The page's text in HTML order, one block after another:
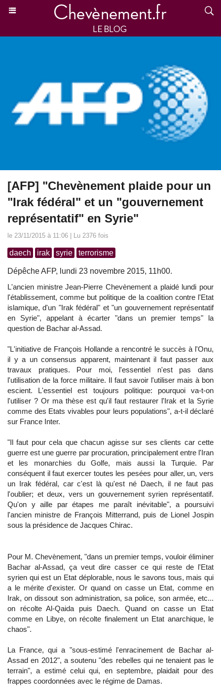
[AFP] "Chevènement plaide pour un
"Irak fédéral" et un "gouvernement
représentatif" en Syrie"
le 23/11/2015 à 11:06 | Lu 2376 fois
daech irak syrie terrorisme
Dépêche AFP, lundi 23 novembre 2015, 11h00.
L'ancien ministre Jean-Pierre Chevènement a plaidé lundi pour
l'établissement, comme but politique de la coalition contre l'Etat
islamique, d'un "Irak fédéral" et "un gouvernement représentatif
en Syrie", appelant à écarter "dans un premier temps" la
question de Bachar al-Assad.
"L'initiative de François Hollande a rencontré le succès à l'Onu,
il y a un consensus apparent, maintenant il faut passer aux
travaux pratiques. Pour moi, l'essentiel n'est pas dans
l'utilisation de la force militaire. Il faut savoir l'utiliser mais à bon
escient. L'essentiel est toujours politique: pourquoi va-t-on
l'utiliser ? Or ma thèse est qu'il faut restaurer l'Irak et la Syrie
comme des Etats vivables pour leurs populations", a-t-il déclaré
sur France Inter.
"Il faut pour cela que chacun agisse sur ses clients car cette
guerre est une guerre par procuration, principalement entre l'Iran
et les monarchies du Golfe, mais aussi la Turquie. Par
conséquent il faut exercer toutes les pesées pour aller, un, vers
un Irak fédéral, car c'est là qu'est né Daech, il ne faut pas
l'oublier; et deux, vers un gouvernement syrien représentatif.
Qu'on y aille par étapes me paraît inévitable", a poursuivi
l'ancien ministre de François Mitterrand, puis de Lionel Jospin
sous la présidence de Jacques Chirac.
Pour M. Chevènement, "dans un premier temps, vouloir éliminer
Bachar al-Assad, ça veut dire casser ce qui reste de l'Etat
syrien qui est un Etat déplorable, nous le savons tous, mais qui
a le mérite d'exister. Or quand on casse un Etat, comme en
Irak, on dissout son administration, sa police, son armée, etc...
on récolte Al-Qaida puis Daech. Quand on casse un Etat
comme en Libye, on récolte finalement un Etat anarchique, le
chaos".
La France, qui a "sous-estimé l'enracinement de Bachar al-
Assad en 2012", a soutenu "des rebelles qui ne tenaient pas le
terrain", a estimé celui qui, en septembre, plaidait pour des
frappes coordonnées avec le régime de Damas.